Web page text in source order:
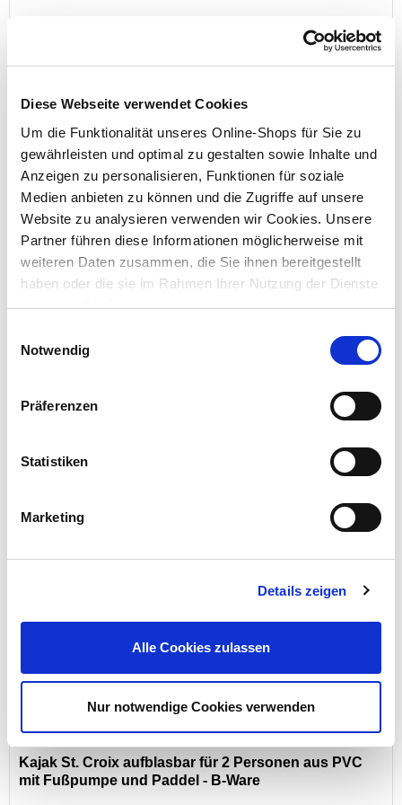
Diese Webseite verwendet Cookies
Um die Funktionalität unseres Online-Shops für Sie zu
gewährleisten und optimal zu gestalten sowie Inhalte und
Anzeigen zu personalisieren, Funktionen für soziale
Medien anbieten zu können und die Zugriffe auf unsere
Website zu analysieren verwenden wir Cookies. Unsere
Partner führen diese Informationen möglicherweise mit
weiteren Daten zusammen, die Sie ihnen bereitgestellt
haben oder die sie im Rahmen Ihrer Nutzung der Dienste
gesammelt haben.
Notwendig
Präferenzen
Statistiken
Marketing
Details zeigen
Alle Cookies zulassen
Nur notwendige Cookies verwenden
Avenli SunClub Volleyball-Set 239 x 74 x 76 cm
Preis reduziert von
UVP 20,99 €auf
14,99 €*
Menge
Exklusiv nur online!
Kajak aufblasbar aus PVC mit Zubehör und
Kajak St. Croix aufblasbar für 2 Personen aus PVC
mit Fußpumpe und Paddel - B-Ware